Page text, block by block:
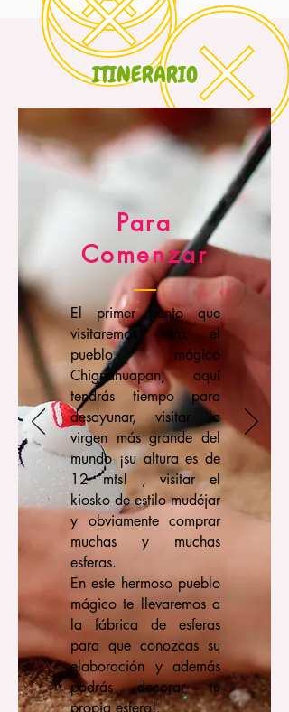
ITINERARIO
Para
Comenzar
El primer punto que
visitaremos será el
pueblo mágico
Chignahuapan, aquí
tendrás tiempo para
desayunar, visitar la
virgen más grande del
mundo ¡su altura es de
12 mts! , visitar el
kiosko de estilo mudéjar
y obviamente comprar
muchas y muchas
esferas.
En este hermoso pueblo
mágico te llevaremos a
la fábrica de esferas
para que conozcas su
elaboración y además
podrás decorar tu
propia esfera!.